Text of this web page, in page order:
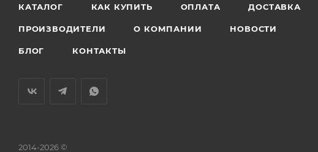
КАТАЛОГ КАК КУПИТЬ ОПЛАТА ДОСТАВКА
ПРОИЗВОДИТЕЛИ О КОМПАНИИ НОВОСТИ
БЛОГ КОНТАКТЫ
2014-2026 ©